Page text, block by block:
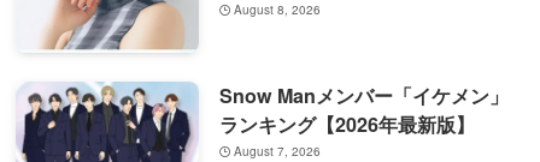
August 8, 2026
Snow Manメンバー「イケメン」
ランキング【2026年最新版】
August 7, 2026